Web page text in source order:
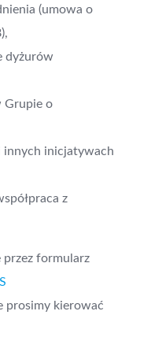
(umowa o
dyżurów
Grupie o
innych inicjatywach
z
przez formularz
prosimy kierować